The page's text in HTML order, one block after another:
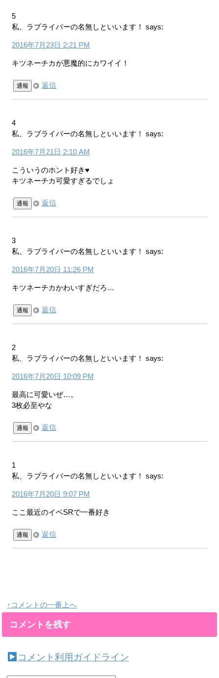
5
私、ラブライバーの名無しといいます！
says:
2016年7月23日 2:21 PM
キツネーチカが悪魔的にカワイイ！
通報 返信
4
私、ラブライバーの名無しといいます！
says:
2016年7月21日 2:10 AM
こういうのホント好き♥
キツネーチカ可愛すぎるでしょ
通報 返信
3
私、ラブライバーの名無しといいます！
says:
2016年7月20日 11:26 PM
キツネーチカかわいすぎだろ…
通報 返信
2
私、ラブライバーの名無しといいます！
says:
2016年7月20日 10:09 PM
最高に可愛いぜ…。
3枚必至やな
通報 返信
1
私、ラブライバーの名無しといいます！
says:
2016年7月20日 9:07 PM
ここ最近のイベSRで一番好き
通報 返信
↑コメントの一番上へ
コメントを残す
コメント利用ガイドライン